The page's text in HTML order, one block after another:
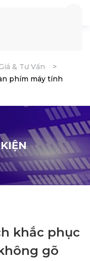
& Tư Vấn
phím máy tính
khắc phục
gõ